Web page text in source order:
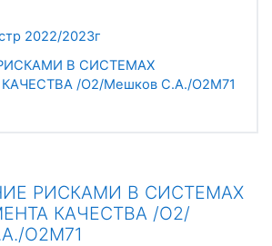
2022/2023г
В СИСТЕМАХ
/О2/Мешков С.А./О2М71
РИСКАМИ В СИСТЕМАХ
КАЧЕСТВА /О2/
О2М71